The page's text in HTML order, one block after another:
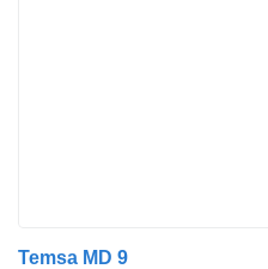
Temsa MD 9